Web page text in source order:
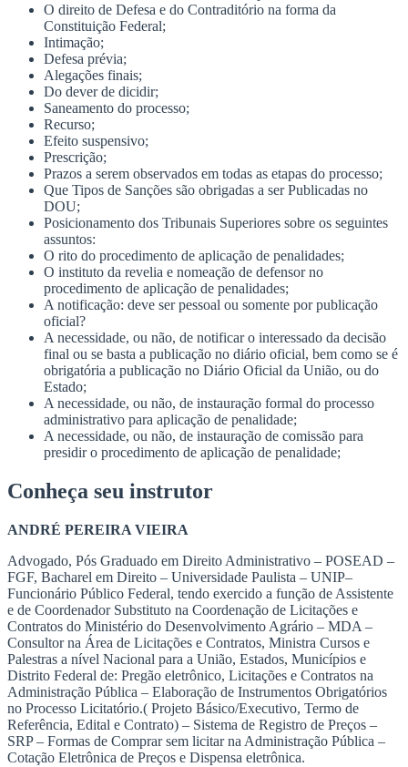
O direito de Defesa e do Contraditório na forma da
Constituição Federal;
Intimação;
Defesa prévia;
Alegações finais;
Do dever de dicidir;
Saneamento do processo;
Recurso;
Efeito suspensivo;
Prescrição;
Prazos a serem observados em todas as etapas do processo;
Que Tipos de Sanções são obrigadas a ser Publicadas no
DOU;
Posicionamento dos Tribunais Superiores sobre os seguintes
assuntos:
O rito do procedimento de aplicação de penalidades;
O instituto da revelia e nomeação de defensor no
procedimento de aplicação de penalidades;
A notificação: deve ser pessoal ou somente por publicação
oficial?
A necessidade, ou não, de notificar o interessado da decisão
final ou se basta a publicação no diário oficial, bem como se é
obrigatória a publicação no Diário Oficial da União, ou do
Estado;
A necessidade, ou não, de instauração formal do processo
administrativo para aplicação de penalidade;
A necessidade, ou não, de instauração de comissão para
presidir o procedimento de aplicação de penalidade;
Conheça seu instrutor
ANDRÉ PEREIRA VIEIRA
Advogado, Pós Graduado em Direito Administrativo – POSEAD –
FGF, Bacharel em Direito – Universidade Paulista – UNIP–
Funcionário Público Federal, tendo exercido a função de Assistente
e de Coordenador Substituto na Coordenação de Licitações e
Contratos do Ministério do Desenvolvimento Agrário – MDA –
Consultor na Área de Licitações e Contratos, Ministra Cursos e
Palestras a nível Nacional para a União, Estados, Municípios e
Distrito Federal de: Pregão eletrônico, Licitações e Contratos na
Administração Pública – Elaboração de Instrumentos Obrigatórios
no Processo Licitatório.( Projeto Básico/Executivo, Termo de
Referência, Edital e Contrato) – Sistema de Registro de Preços –
SRP – Formas de Comprar sem licitar na Administração Pública –
Cotação Eletrônica de Preços e Dispensa eletrônica.